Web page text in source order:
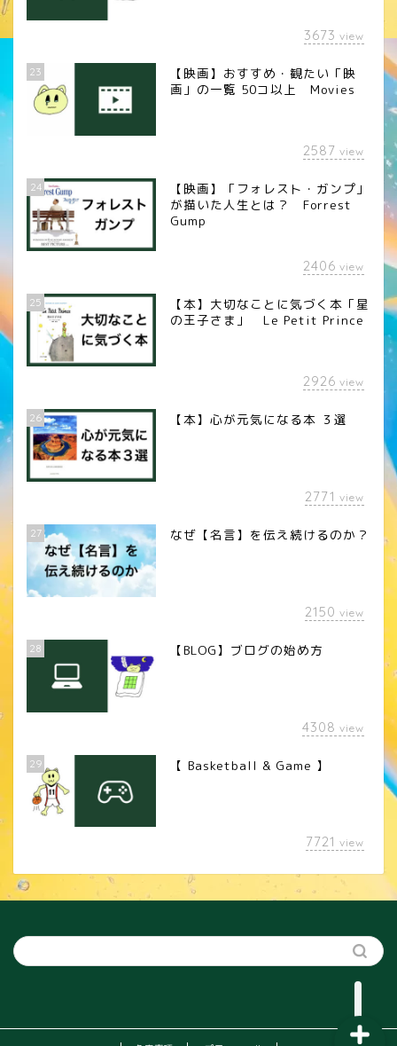
3673 view
23
【映画】おすすめ・観たい「映
画」の一覧 50コ以上 Movies
2587 view
24
【映画】「フォレスト・ガンプ」
が描いた人生とは？ Forrest
Gump
2406 view
25
【本】大切なことに気づく本「星
の王子さま」 Le Petit Prince
2926 view
26 【本】心が元気になる本 ３選
2771 view
27 なぜ【名言】を伝え続けるのか？
2150 view
28 【BLOG】ブログの始め方
4308 view
29 【 Basketball & Game 】
7721 view
カメラレンズ
YouTube